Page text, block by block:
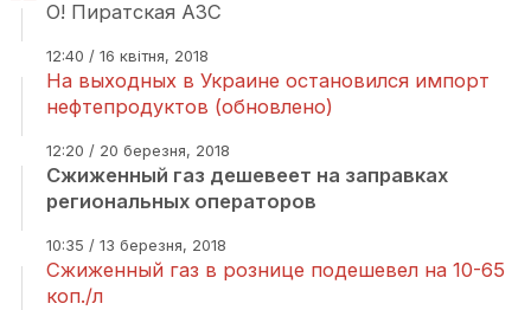
О! Пиратская АЗС
12:40 / 16 квітня, 2018
На выходных в Украине остановился импорт
нефтепродуктов (обновлено)
12:20 / 20 березня, 2018
Сжиженный газ дешевеет на заправках
региональных операторов
10:35 / 13 березня, 2018
Сжиженный газ в рознице подешевел на 10-65
коп./л